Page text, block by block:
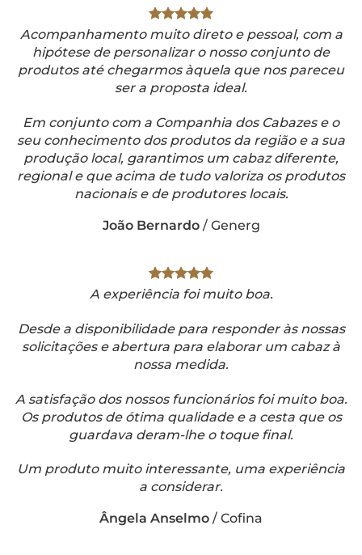
Acompanhamento muito direto e pessoal, com a
hipótese de personalizar o nosso conjunto de
produtos até chegarmos àquela que nos pareceu
ser a proposta ideal.
Em conjunto com a Companhia dos Cabazes e o
seu conhecimento dos produtos da região e a sua
produção local, garantimos um cabaz diferente,
regional e que acima de tudo valoriza os produtos
nacionais e de produtores locais.
João Bernardo / Generg
A experiência foi muito boa.
Desde a disponibilidade para responder às nossas
solicitações e abertura para elaborar um cabaz à
nossa medida.
A satisfação dos nossos funcionários foi muito boa.
Os produtos de ótima qualidade e a cesta que os
guardava deram-lhe o toque final.
Um produto muito interessante, uma experiência
a considerar.
Ângela Anselmo / Cofina